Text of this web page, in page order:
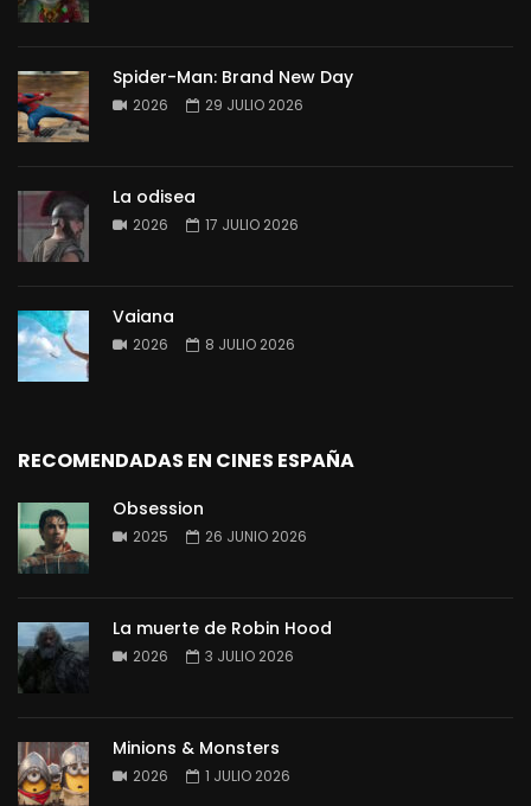
Spider-Man: Brand New Day
2026 29 JULIO 2026
La odisea
2026 17 JULIO 2026
Vaiana
2026 8 JULIO 2026
RECOMENDADAS EN CINES ESPAÑA
Obsession
2025 26 JUNIO 2026
La muerte de Robin Hood
2026 3 JULIO 2026
Minions & Monsters
2026 1 JULIO 2026